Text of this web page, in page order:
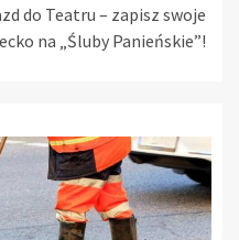
do Teatru – zapisz swoje
na „Śluby Panieńskie”!